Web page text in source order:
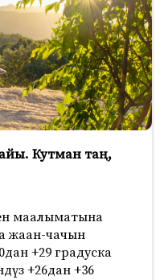
Кутман таң,
маалыматына
жаан-чачын
+29 градуска
+26дан +36